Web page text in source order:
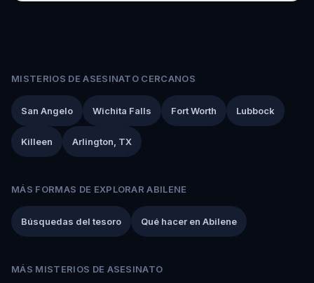
MISTERIOS DE ASESINATO CERCANOS
San Angelo Wichita Falls Fort Worth Lubbock
Killeen Arlington, TX
MÁS FORMAS DE EXPLORAR ABILENE
Búsquedas del tesoro Qué hacer en Abilene
MÁS MISTERIOS DE ASESINATO